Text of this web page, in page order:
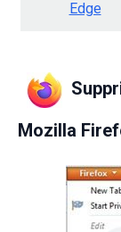
Edge
Mozilla